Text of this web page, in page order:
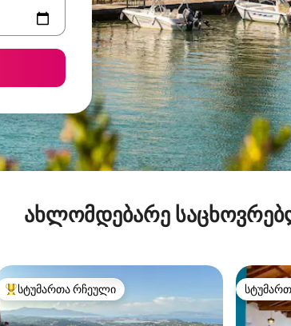
ახლომდებარე
სტუმართა რჩეული მოწინავე ვარიანტი
სტუმართა რჩეული